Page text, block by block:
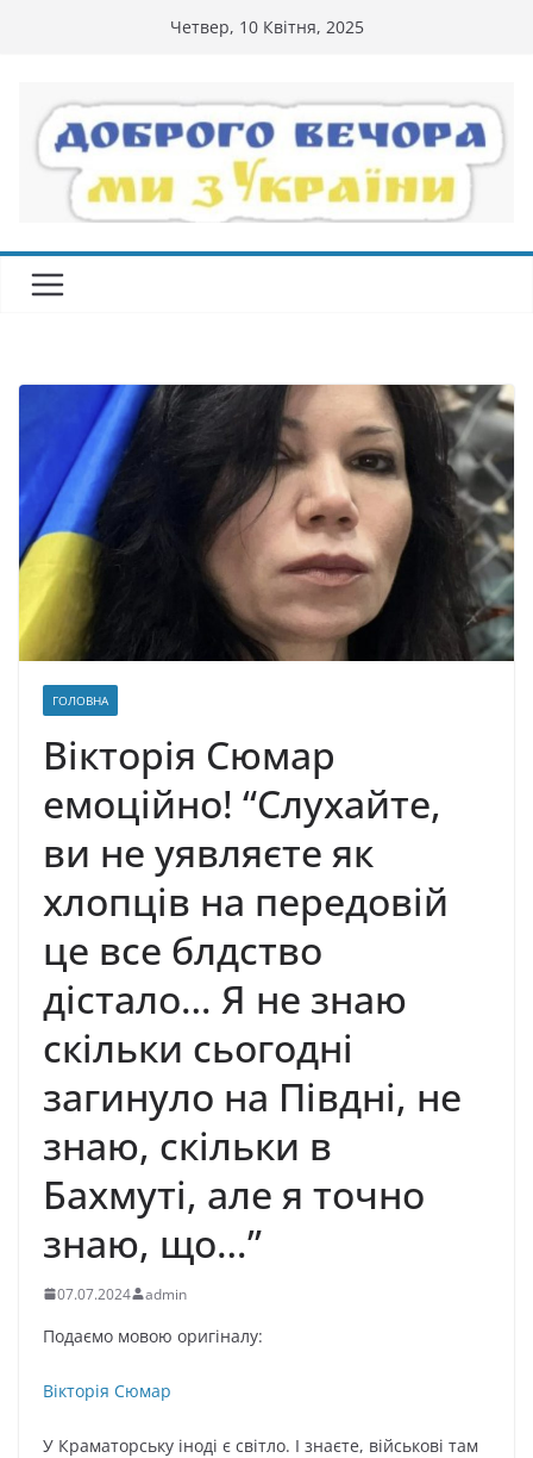
Четвер, 10 Квітня, 2025
ГОЛОВНА
Вікторія Сюмар
емоційно! “Слухайте,
ви не уявляєте як
хлопцiв на передовій
це все блдство
дістало… Я не знаю
скільки сьогодні
загинуло на Півдні, не
знаю, скільки в
Бахмуті, але я точно
знаю, що…”
07.07.2024 admin
Подаємо мовою оригіналу:
Вікторія Сюмар
У Краматорську іноді є світло. І знаєте, військові там